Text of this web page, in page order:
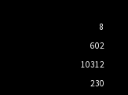
8
602
10312
230